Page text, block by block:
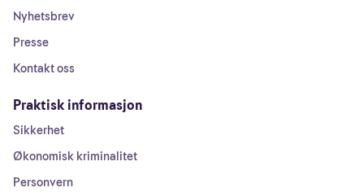
Nyhetsbrev
Presse
Kontakt oss
Praktisk informasjon
Sikkerhet
Økonomisk kriminalitet
Personvern